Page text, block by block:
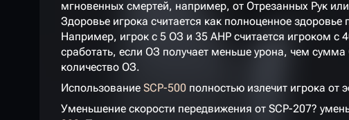
мгновенных смертей, например, от Отрезанных Рук
Здоровье игрока считается как полноценное
Например, игрок с 5 ОЗ и 35 АНР считается игроком с
сработать, если ОЗ получает меньше урона, чем
количество ОЗ.
Использование SCP-500 полностью излечит игрока от
Уменьшение скорости передвижения от SCP-207?